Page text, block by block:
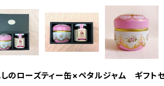
しのローズティー缶×ペタルジャム ギフト